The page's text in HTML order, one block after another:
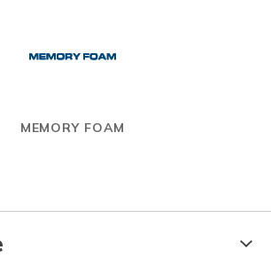
MEMORY FOAM